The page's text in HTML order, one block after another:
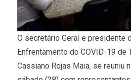
O secretário Geral e presidente
Enfrentamento do COVID-19 de
Cassiano Rojas Maia, se reuniu